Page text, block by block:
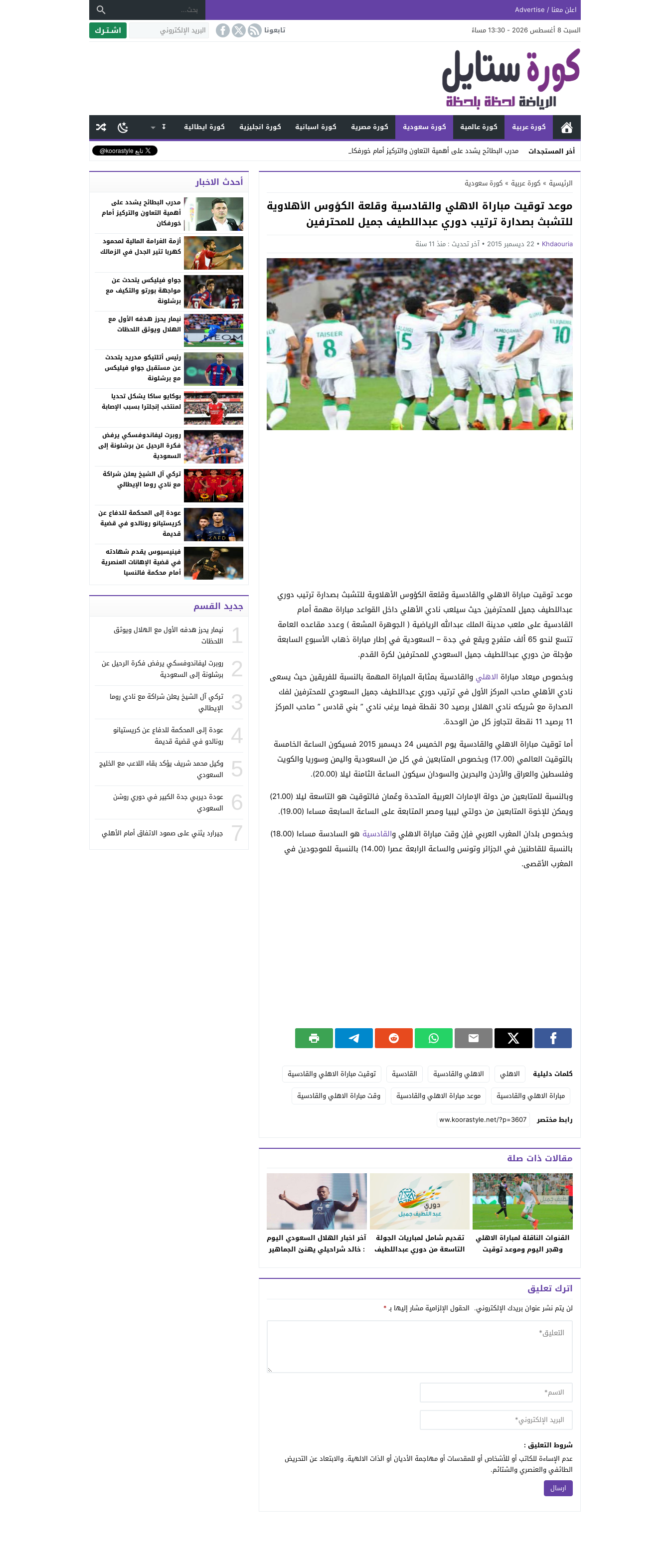
اعلن معنا / Advertise
السبت 8 أغسطس 2026 - 13:30 مساءً
تابعونا اشـتـرك
كورة عربية كورة عالمية كورة سعودية كورة مصرية كورة اسبانية كورة انجليزية كورة ايطالية
↧
أخر المستجدات
مدرب البطائح يشدد على أهمية التعاون والتركيز أمام خورفكان
Stop
Previous
Next
الرئيسية » كورة عربية » كورة سعودية
موعد توقيت مباراة الاهلي والقادسية وقلعة الكؤوس الأهلاوية
للتشبث بصدارة ترتيب دوري عبداللطيف جميل للمحترفين
Khdaouria 22 ديسمبر 2015 آخر تحديث : منذ 11 سنة
موعد توقيت مباراة الاهلي والقادسية وقلعة الكؤوس الأهلاوية للتشبث بصدارة ترتيب دوري
عبداللطيف جميل للمحترفين حيث سيلعب نادي الأهلي داخل القواعد مباراة مهمة أمام
القادسية على ملعب مدينة الملك عبدالله الرياضية ( الجوهرة المشعة ) وعدد مقاعده العامة
تتسع لنحو 65 ألف متفرج ويقع في جدة – السعودية في إطار مباراة ذهاب الأسبوع السابعة
مؤجلة من دوري عبداللطيف جميل السعودي للمحترفين لكرة القدم.
وبخصوص ميعاد مباراة الاهلي والقادسية بمثابة المباراة المهمة بالنسبة للفريقين حيث يسعى
نادي الأهلي صاحب المركز الأول في ترتيب دوري عبداللطيف جميل السعودي للمحترفين لفك
الصدارة مع شريكه نادي الهلال برصيد 30 نقطة فيما يرغب نادي ” بني قادس ” صاحب المركز
11 برصيد 11 نقطة لتجاوز كل من الوحدة.
أما توقيت مباراة الاهلي والقادسية يوم الخميس 24 ديسمبر 2015 فسيكون الساعة الخامسة
بالتوقيت العالمي (17.00) وبخصوص المتابعين في كل من السعودية واليمن وسوريا والكويت
وفلسطين والعراق والأردن والبحرين والسودان سيكون الساعة الثامنة ليلا (20.00).
وبالنسبة للمتابعين من دولة الإمارات العربية المتحدة وعُمان فالتوقيت هو التاسعة ليلا (21.00)
ويمكن للإخوة المتابعين من دولتي ليبيا ومصر المتابعة على الساعة السابعة مساءا (19.00).
وبخصوص بلدان المغرب العربي فإن وقت مباراة الاهلي والقادسية
هو السادسة مساءا (18.00)
بالنسبة للقاطنين في الجزائر وتونس والساعة الرابعة عصرا (14.00) بالنسبة للموجودين في
المغرب الأقصى.
كلمات دليلية الاهلي الاهلي والقادسية القادسية
توقيت مباراة الاهلي والقادسية
مباراة الاهلي والقادسية
موعد مباراة الاهلي والقادسية
وقت مباراة الاهلي والقادسية
رابط مختصر
مقالات ذات صلة
القنوات الناقلة لمباراة الاهلي
وهجر اليوم وموعد توقيت
تقديم شامل لمباريات الجولة
التاسعة من دوري عبداللطيف
آخر اخبار الهلال السعودي اليوم
: خالد شراحيلي يهنئ الجماهير
اترك تعليق
لن يتم نشر عنوان بريدك الإلكتروني. الحقول الإلزامية مشار إليها بـ*
شروط التعليق :
عدم الإساءة للكاتب أو للأشخاص أو للمقدسات أو مهاجمة الأديان أو الذات الالهية. والابتعاد عن التحريض
الطائفي والعنصري والشتائم.
أحدث الاخبار
مدرب البطائح يشدد على
أهمية التعاون والتركيز أمام
خورفكان
أزمة الغرامة المالية لمحمود
كهربا تثير الجدل في الزمالك
جواو فيليكس يتحدث عن
مواجهة بورتو والتكيف مع
برشلونة
نيمار يحرز هدفه الأول مع
الهلال ويوثق اللحظات
رئيس أتلتيكو مدريد يتحدث
عن مستقبل جواو فيليكس
مع برشلونة
بوكايو ساكا يشكل تحديا
لمنتخب إنجلترا بسبب الإصابة
روبرت ليفاندوفسكي يرفض
فكرة الرحيل عن برشلونة إلى
السعودية
تركي آل الشيخ يعلن شراكة
مع نادي روما الإيطالي
عودة إلى المحكمة للدفاع عن
كريستيانو رونالدو في قضية
قديمة
فينيسيوس يقدم شهادته
في قضية الإهانات العنصرية
أمام محكمة فالنسيا
جديد القسم
1
نيمار يحرز هدفه الأول مع الهلال ويوثق
اللحظات
2
روبرت ليفاندوفسكي يرفض فكرة الرحيل عن
برشلونة إلى السعودية
3
تركي آل الشيخ يعلن شراكة مع نادي روما
الإيطالي
4
عودة إلى المحكمة للدفاع عن كريستيانو
رونالدو في قضية قديمة
5
وكيل محمد شريف يؤكد بقاء اللاعب مع الخليج
السعودي
6
عودة ديربي جدة الكبير في دوري روشن
السعودي
7 جيرارد يثني على صمود الاتفاق أمام الأهلي